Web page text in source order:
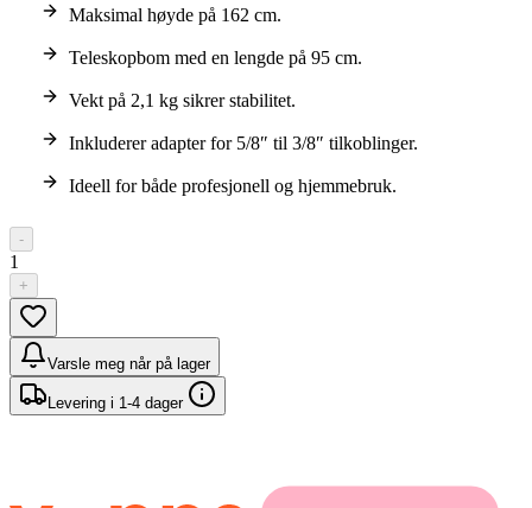
Maksimal høyde på 162 cm.
Teleskopbom med en lengde på 95 cm.
Vekt på 2,1 kg sikrer stabilitet.
Inkluderer adapter for 5/8″ til 3/8″ tilkoblinger.
Ideell for både profesjonell og hjemmebruk.
-
1
+
Varsle meg når på lager
Levering i 1-4 dager